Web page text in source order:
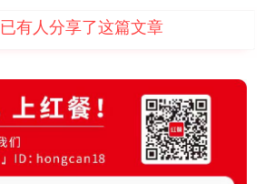
已有人分享了这篇文章